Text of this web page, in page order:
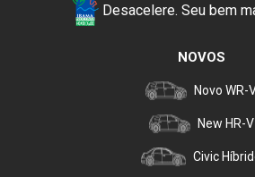
Desacelere. Seu bem
NOVOS
Novo WR-
New HR-V
Civic